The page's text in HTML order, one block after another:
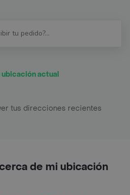
ubicación actual
tus direcciones recientes
de mi ubicación